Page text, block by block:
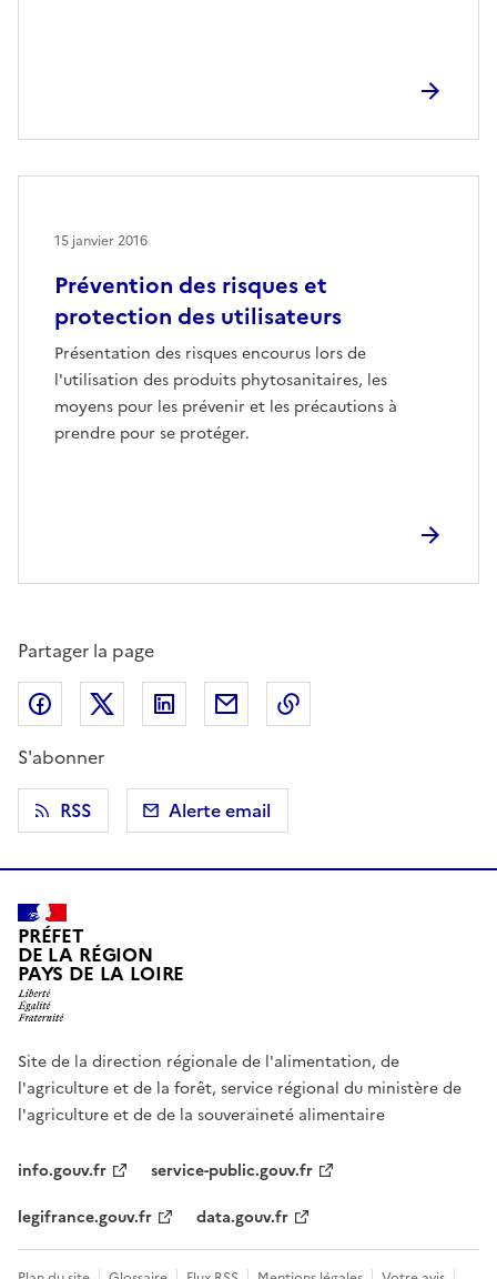
Prévention des risques et
protection des utilisateurs
Présentation des risques encourus lors de
l'utilisation des produits phytosanitaires, les
moyens pour les prévenir et les précautions à
prendre pour se protéger.
15 janvier 2016
Partager la page
Partager sur Facebook
Partager sur X (anciennement Twitter)
Partager sur LinkedIn
Partager par email
S'abonner
RSS
Alerte email
PRÉFET
DE LA RÉGION
PAYS DE LA LOIRE
Site de la direction régionale de l'alimentation, de
l'agriculture et de la forêt, service régional du ministère de
l'agriculture et de de la souveraineté alimentaire
info.gouv.fr
service-public.gouv.fr
legifrance.gouv.fr
data.gouv.fr